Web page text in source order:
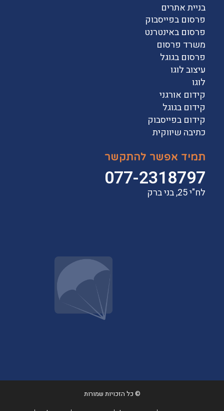
בניית אתרים
פרסום בפייסבוק
פרסום באינטרנט
משרד פרסום
פרסום בגוגל
עיצוב לוגו
לוגו
קידום אורגני
קידום בגוגל
קידום בפייסבוק
כתיבה שיווקית
תמיד אפשר להתקשר
077-2318797
לח"י 25, בני ברק
© כל הזכויות שמורות